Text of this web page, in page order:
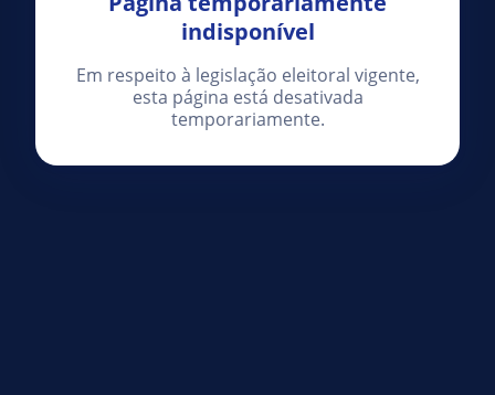
indisponível
Em respeito à legislação eleitoral vigente,
esta página está desativada
temporariamente.